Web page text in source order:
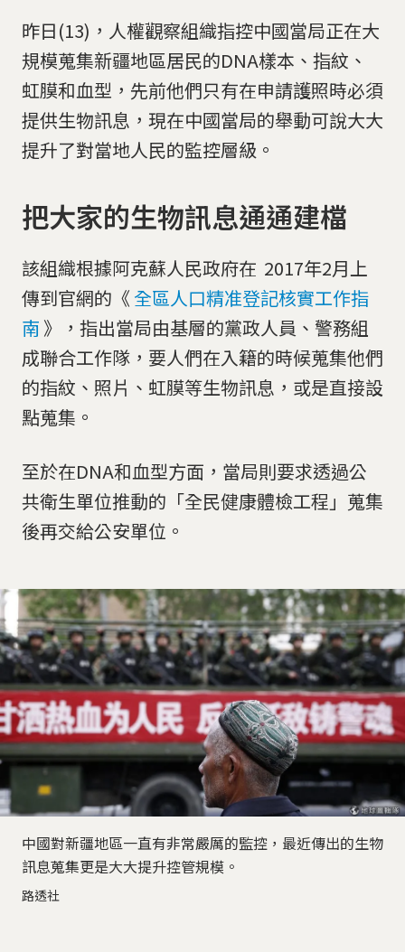
昨日(13)，人權觀察組織指控中國當局正在大
規模蒐集新疆地區居民的DNA樣本、指紋、
虹膜和血型，先前他們只有在申請護照時必須
提供生物訊息，現在中國當局的舉動可說大大
提升了對當地人民的監控層級。
把大家的生物訊息通通建檔
該組織根據阿克蘇人民政府在 2017年2月上
傳到官網的《 全區人口精准登記核實工作指
南 》，指出當局由基層的黨政人員、警務組
成聯合工作隊，要人們在入籍的時候蒐集他們
的指紋、照片、虹膜等生物訊息，或是直接設
點蒐集。
至於在DNA和血型方面，當局則要求透過公
共衛生單位推動的「全民健康體檢工程」蒐集
後再交給公安單位。
中國對新疆地區一直有非常嚴厲的監控，最近傳出的生物
訊息蒐集更是大大提升控管規模。
路透社